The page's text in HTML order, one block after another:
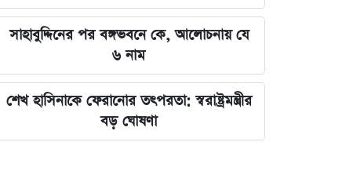
সাহাবুদ্দিনের পর বঙ্গভবনে কে, আলোচনায় যে
৬ নাম
শেখ হাসিনাকে ফেরানোর তৎপরতা: স্বরাষ্ট্রমন্ত্রীর
বড় ঘোষণা